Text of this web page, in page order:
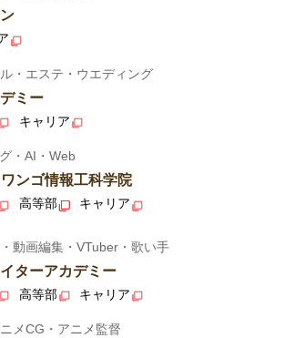
・エステ・ウエディング
ミー
キャリア
・AI・Web
ンゴ情報工科学院
高等部 キャリア
動画編集・VTuber・歌い手
ターアカデミー
高等部 キャリア
メCG・アニメ監督